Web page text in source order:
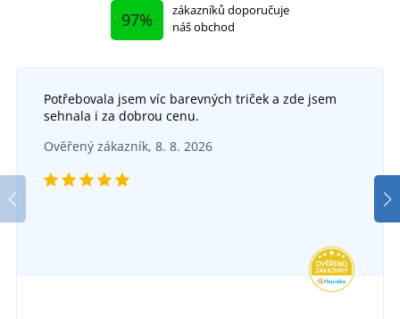
97%
zákazníků doporučuje
náš obchod
Potřebovala jsem víc barevných triček a zde jsem
sehnala i za dobrou cenu.
Ověřený zákazník, 8. 8. 2026